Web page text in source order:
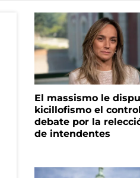
El massismo le
kicillofismo el
debate por la
de intendentes